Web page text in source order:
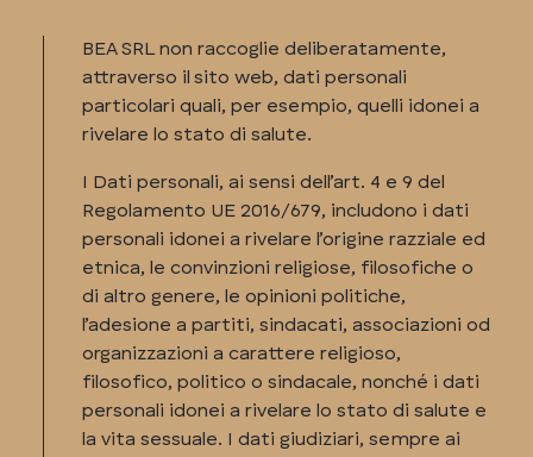
BEA SRL non raccoglie deliberatamente,
attraverso il sito web, dati personali
particolari quali, per esempio, quelli idonei a
rivelare lo stato di salute.
I Dati personali, ai sensi dell’art. 4 e 9 del
Regolamento UE 2016/679, includono i dati
personali idonei a rivelare l’origine razziale ed
etnica, le convinzioni religiose, filosofiche o
di altro genere, le opinioni politiche,
l’adesione a partiti, sindacati, associazioni od
organizzazioni a carattere religioso,
filosofico, politico o sindacale, nonché i dati
personali idonei a rivelare lo stato di salute e
la vita sessuale. I dati giudiziari, sempre ai